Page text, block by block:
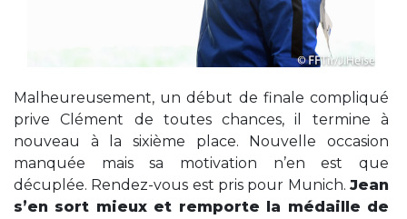
Malheureusement, un début de finale compliqué
prive Clément de toutes chances, il termine à
nouveau à la sixième place. Nouvelle occasion
manquée mais sa motivation n’en est que
décuplée. Rendez-vous est pris pour Munich. Jean
s’en sort mieux et remporte la médaille de